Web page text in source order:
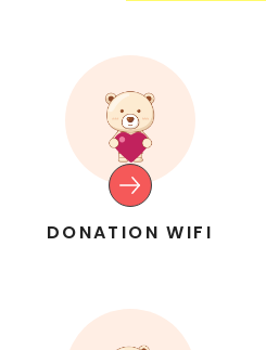
DONATION WIFI
常見問題